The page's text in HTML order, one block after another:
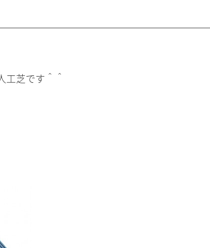
芝です＾＾